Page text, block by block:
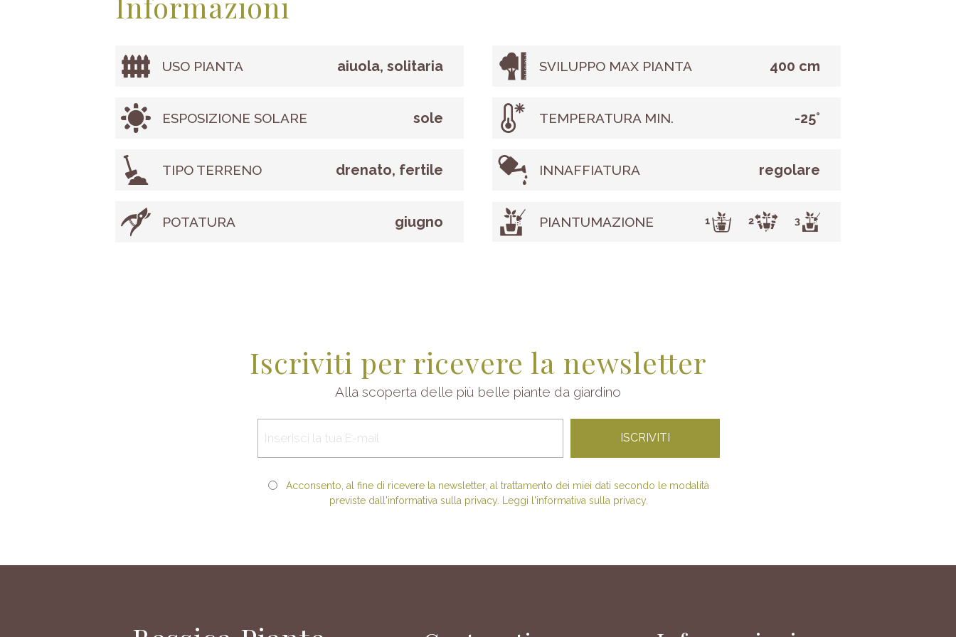
USO PIANTA aiuola, solitaria SVILUPPO MAX PIANTA 400 cm
ESPOSIZIONE SOLARE sole TEMPERATURA MIN. -25°
TIPO TERRENO drenato, fertile INNAFFIATURA regolare
POTATURA giugno PIANTUMAZIONE
Iscriviti per ricevere la newsletter
Alla scoperta delle più belle piante da giardino
Acconsento, al fine di ricevere la newsletter, al trattamento dei miei dati secondo le modalità
previste dall'informativa sulla privacy. Leggi l'informativa sulla privacy.